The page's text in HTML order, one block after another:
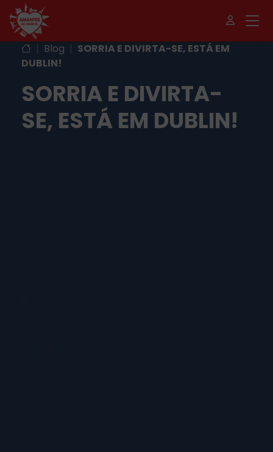
| Blog | SORRIA E DIVIRTA-SE, ESTÁ EM
DUBLIN!
SORRIA E DIVIRTA-
SE, ESTÁ EM DUBLIN!